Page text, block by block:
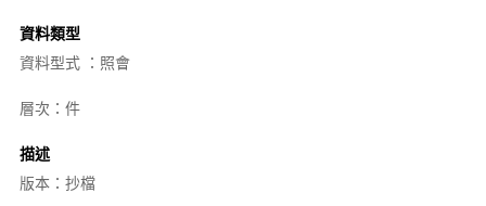
資料類型
資料型式 ：照會
層次：件
描述
版本：抄檔